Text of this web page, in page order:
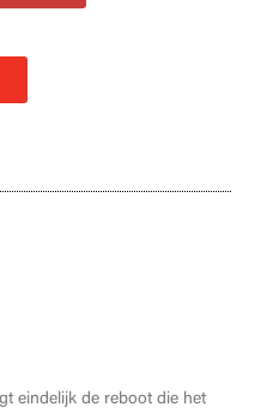
eindelijk de reboot die het